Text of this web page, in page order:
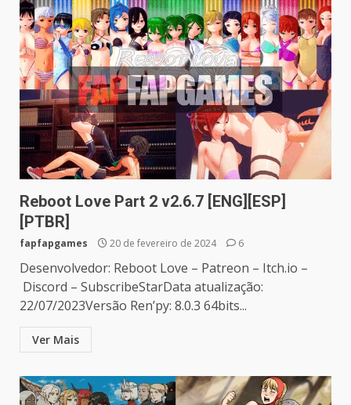
Reboot Love Part 2 v2.6.7 [ENG][ESP]
[PTBR]
fapfapgames 20 de fevereiro de 2024 6
Desenvolvedor: Reboot Love – Patreon – Itch.io –
Discord – SubscribeStarData atualização:
22/07/2023Versão Ren’py: 8.0.3 64bits...
Ver Mais